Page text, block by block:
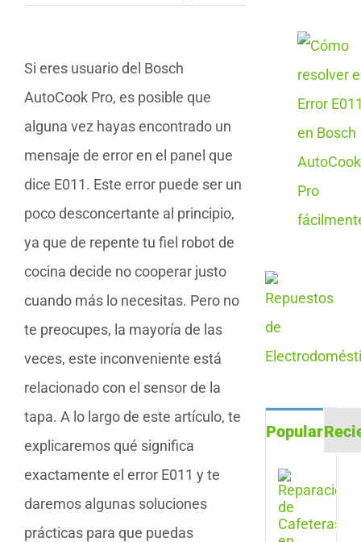
Si eres usuario del Bosch
AutoCook Pro, es posible que
alguna vez hayas encontrado un
mensaje de error en el panel que
dice E011. Este error puede ser un
poco desconcertante al principio,
ya que de repente tu fiel robot de
cocina decide no cooperar justo
cuando más lo necesitas. Pero no
te preocupes, la mayoría de las
veces, este inconveniente está
relacionado con el sensor de la
tapa. A lo largo de este artículo, te
explicaremos qué significa
exactamente el error E011 y te
daremos algunas soluciones
prácticas para que puedas
Popular
de
en